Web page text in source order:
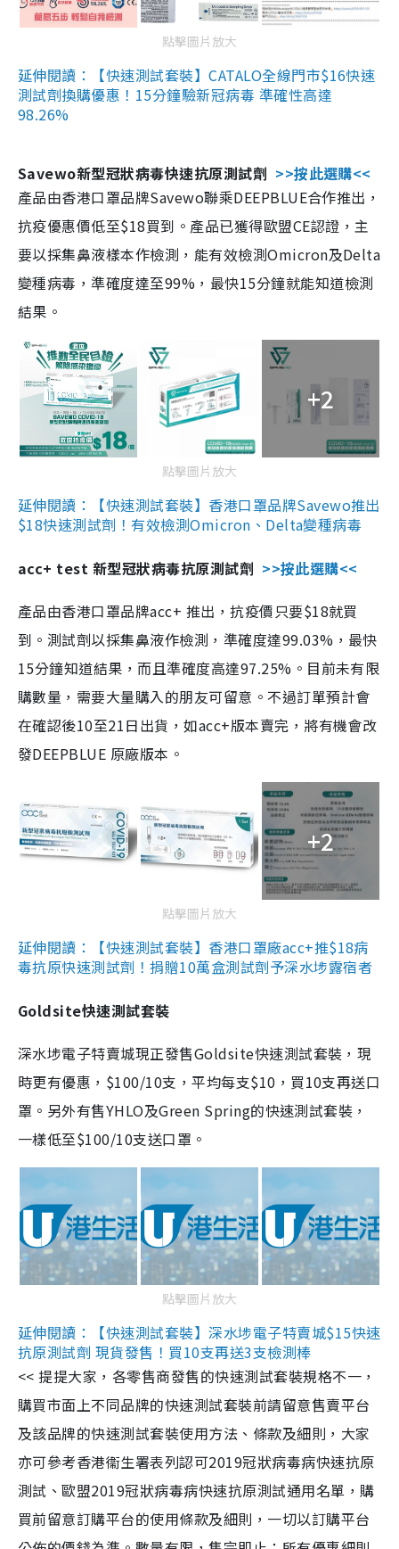
點擊圖片放大
延伸閱讀：【快速測試套裝】CATALO全線門市$16快速
測試劑換購優惠！15分鐘驗新冠病毒 準確性高達
98.26%
Savewo新型冠狀病毒快速抗原測試劑 >>按此選購<<
產品由香港口罩品牌Savewo聯乘DEEPBLUE合作推出，
抗疫優惠價低至$18買到。產品已獲得歐盟CE認證，主
要以採集鼻液樣本作檢測，能有效檢測Omicron及Delta
變種病毒，準確度達至99%，最快15分鐘就能知道檢測
結果。
+2
點擊圖片放大
延伸閱讀：【快速測試套裝】香港口罩品牌Savewo推出
$18快速測試劑！有效檢測Omicron、Delta變種病毒
acc+ test 新型冠狀病毒抗原測試劑 >>按此選購<<
產品由香港口罩品牌acc+ 推出，抗疫價只要$18就買
到。測試劑以採集鼻液作檢測，準確度達99.03%，最快
15分鐘知道結果，而且準確度高達97.25%。目前未有限
購數量，需要大量購入的朋友可留意。不過訂單預計會
在確認後10至21日出貨，如acc+版本賣完，將有機會改
發DEEPBLUE 原廠版本。
+2
點擊圖片放大
延伸閱讀：【快速測試套裝】香港口罩廠acc+推$18病
毒抗原快速測試劑！捐贈10萬盒測試劑予深水埗露宿者
Goldsite快速測試套裝
深水埗電子特賣城現正發售Goldsite快速測試套裝，現
時更有優惠，$100/10支，平均每支$10，買10支再送口
罩。另外有售YHLO及Green Spring的快速測試套裝，
一樣低至$100/10支送口罩。
點擊圖片放大
延伸閱讀：【快速測試套裝】深水埗電子特賣城$15快速
抗原測試劑 現貨發售！買10支再送3支檢測棒
<< 提提大家，各零售商發售的快速測試套裝規格不一，
購買市面上不同品牌的快速測試套裝前請留意售賣平台
及該品牌的快速測試套裝使用方法、條款及細則，大家
亦可參考香港衞生署表列認可2019冠狀病毒病快速抗原
測試、歐盟2019冠狀病毒病快速抗原測試通用名單，購
買前留意訂購平台的使用條款及細則，一切以訂購平台